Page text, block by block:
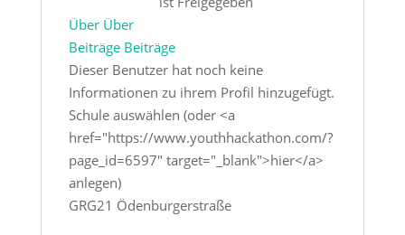
Über Über
Beiträge Beiträge
Dieser Benutzer hat noch keine
Informationen zu ihrem Profil hinzugefügt.
Schule auswählen (oder <a
href="https://www.youthhackathon.com/?
page_id=6597" target="_blank">hier</a>
anlegen)
GRG21 Ödenburgerstraße